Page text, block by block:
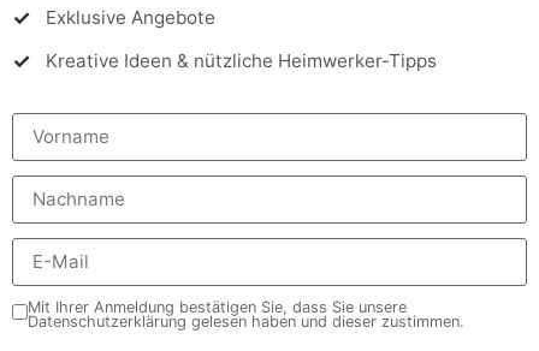
Exklusive Angebote
Kreative Ideen & nützliche Heimwerker-Tipps
Mit Ihrer Anmeldung bestätigen Sie, dass Sie unsere
Datenschutzerklärung gelesen haben und dieser zustimmen.